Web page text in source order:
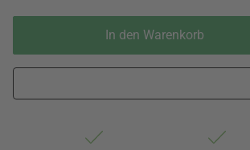
In den Warenkorb